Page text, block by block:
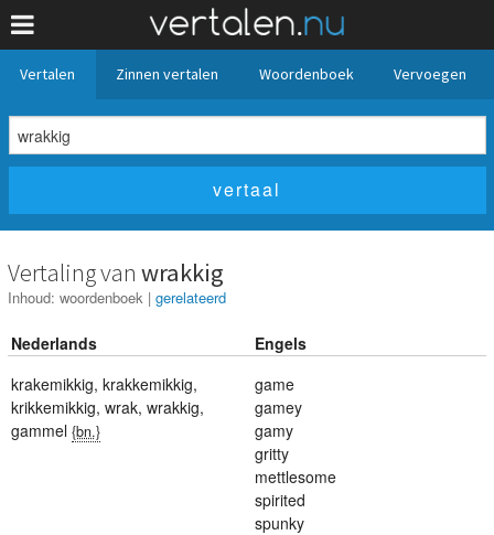
Vertalen Zinnen vertalen Woordenboek Vervoegen
Vertaling van wrakkig
Inhoud: woordenboek | gerelateerd
Nederlands
Engels
krakemikkig, krakkemikkig,
krikkemikkig, wrak, wrakkig,
gammel {bn.}
game
gamey
gamy
gritty
mettlesome
spirited
spunky